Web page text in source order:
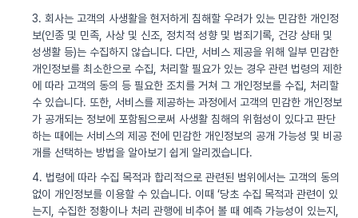
3. 회사는 고객의 사생활을 현저하게 침해할 우려가 있는 민감한 개인정
보(인종 및 민족, 사상 및 신조, 정치적 성향 및 범죄기록, 건강 상태 및
성생활 등)는 수집하지 않습니다. 다만, 서비스 제공을 위해 일부 민감한
개인정보를 최소한으로 수집, 처리할 필요가 있는 경우 관련 법령의 제한
에 따라 고객의 동의 등 필요한 조치를 거쳐 그 개인정보를 수집, 처리할
수 있습니다. 또한, 서비스를 제공하는 과정에서 고객의 민감한 개인정보
가 공개되는 정보에 포함됨으로써 사생활 침해의 위험성이 있다고 판단
하는 때에는 서비스의 제공 전에 민감한 개인정보의 공개 가능성 및 비공
개를 선택하는 방법을 알아보기 쉽게 알리겠습니다.
4. 법령에 따라 수집 목적과 합리적으로 관련된 범위에서는 고객의 동의
없이 개인정보를 이용할 수 있습니다. 이때 ‘당초 수집 목적과 관련이 있
는지, 수집한 정황이나 처리 관행에 비추어 볼 때 예측 가능성이 있는지,